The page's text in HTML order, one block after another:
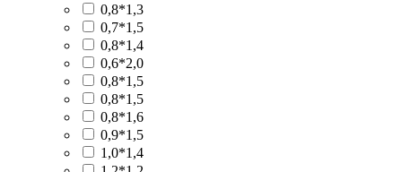
0,8*1,3
0,7*1,5
0,8*1,4
0,6*2,0
0,8*1,5
0,8*1,5
0,8*1,6
0,9*1,5
1,0*1,4